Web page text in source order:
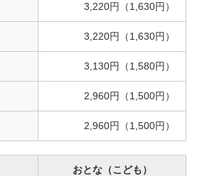
3,220円（1,630円）
3,220円（1,630円）
3,130円（1,580円）
2,960円（1,500円）
2,960円（1,500円）
おとな（こども）